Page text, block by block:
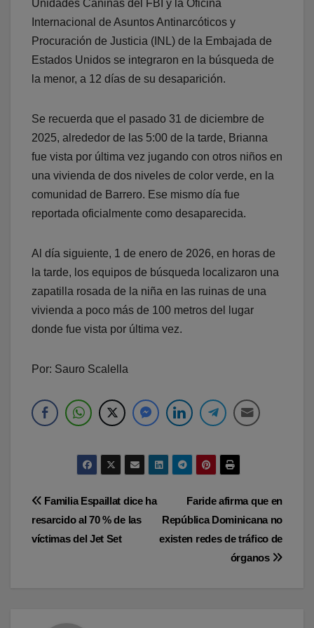
Unidades Caninas del FBI y la Oficina
Internacional de Asuntos Antinarcóticos y
Procuración de Justicia (INL) de la Embajada de
Estados Unidos se integraron en la búsqueda de
la menor, a 12 días de su desaparición.
Se recuerda que el pasado 31 de diciembre de
2025, alrededor de las 5:00 de la tarde, Brianna
fue vista por última vez jugando con otros niños en
una vivienda de dos niveles de color verde, en la
comunidad de Barrero. Ese mismo día fue
reportada oficialmente como desaparecida.
Al día siguiente, 1 de enero de 2026, en horas de
la tarde, los equipos de búsqueda localizaron una
zapatilla rosada de la niña en las ruinas de una
vivienda a poco más de 100 metros del lugar
donde fue vista por última vez.
Por: Sauro Scalella
Navegación
de
Faride afirma que en
República Dominicana no
existen redes de tráfico de
órganos
Familia Espaillat dice ha
resarcido al 70 % de las
víctimas del Jet Set